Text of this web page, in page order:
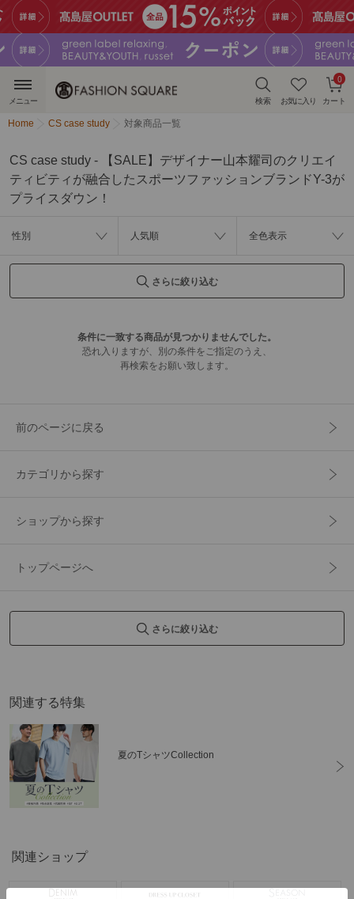
検索 お気に入り カート
0
メニュー
Home CS case study 対象商品一覧
CS case study - 【SALE】デザイナー山本耀司のクリエイ
ティビティが融合したスポーツファッションブランドY-3が
プライスダウン！
性別 人気順 全色表示
さらに絞り込む
条件に一致する商品が見つかりませんでした。
恐れ入りますが、別の条件をご指定のうえ、
再検索をお願い致します。
前のページに戻る
カテゴリから探す
ショップから探す
トップページへ
さらに絞り込む
関連する特集
夏のTシャツCollection
関連ショップ